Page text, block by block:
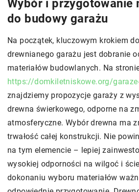
Wybór i przygotowanie
do budowy garażu
Na początek, kluczowym krokiem
drewnianego garażu jest dobranie
materiałów budowlanych. Na
https://domkiletniskowe.org/
znajdziemy propozycje garaży z
drewna świerkowego, odporne na
atmosferyczne. Wybór drewna ma
trwałość całej konstrukcji. Nie
na tym elemencie – lepiej
wysokiej odporności na wilgoć i
dokonaniu wyboru materiałów